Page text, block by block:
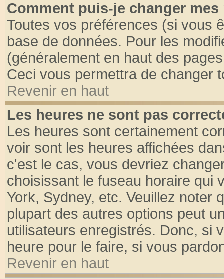
Comment puis-je changer mes
Toutes vos préférences (si vous
base de données. Pour les
(généralement en haut des
Ceci vous permettra de changer
Revenir en haut
Les heures ne sont pas
Les heures sont certainement
voir sont les heures affichées
c'est le cas, vous devriez
choisissant le fuseau horaire qui
York, Sydney, etc. Veuillez noter
plupart des autres options peut
utilisateurs enregistrés. Donc, si
heure pour le faire, si vous
Revenir en haut